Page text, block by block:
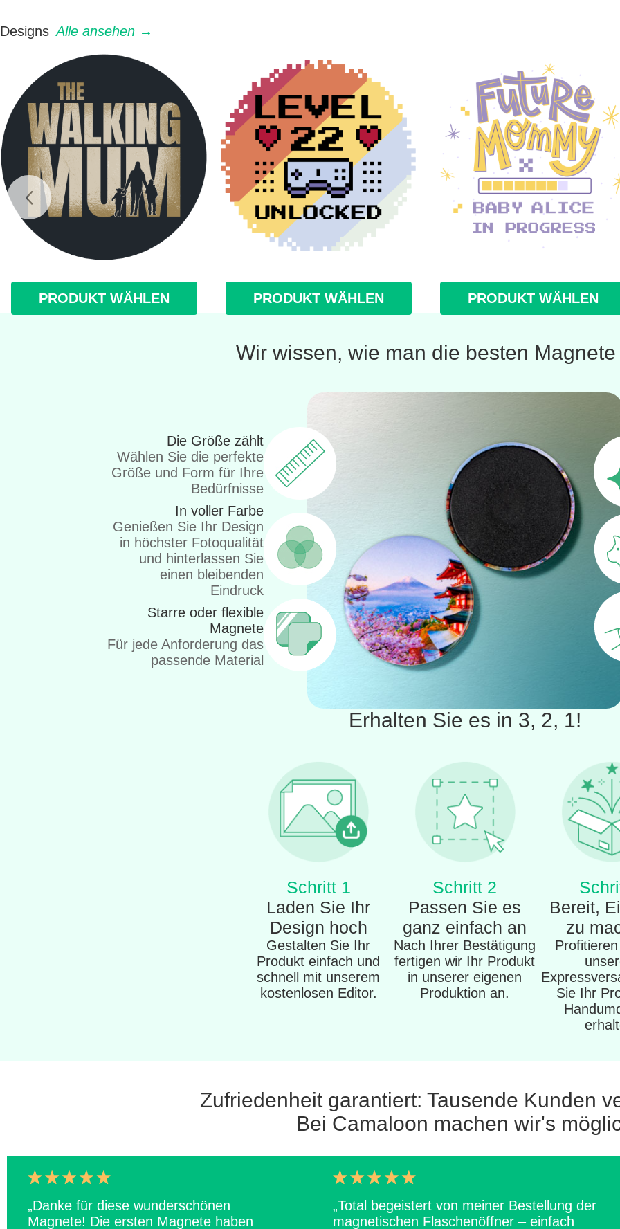
Designs Alle ansehen →
PRODUKT WÄHLEN PRODUKT WÄHLEN PRODUKT WÄHLEN
Wir wissen, wie man die besten
Die Größe zählt
Wählen Sie die perfekte
Größe und Form für Ihre
Bedürfnisse
In voller Farbe
Genießen Sie Ihr Design
in höchster Fotoqualität
und hinterlassen Sie
einen bleibenden
Eindruck
Starre oder flexible
Magnete
Für jede Anforderung das
passende Material
Erhalten Sie es in 3, 2, 1!
Schritt 1
Laden Sie Ihr
Design hoch
Gestalten Sie Ihr
Produkt einfach und
schnell mit unserem
kostenlosen Editor.
Schritt 2
Passen Sie es
ganz einfach an
Nach Ihrer Bestätigung
fertigen wir Ihr Produkt
in unserer eigenen
Produktion an.
Bereit,
zu
Sie Ihr
Zufriedenheit garantiert: Tausende Kunden
Bei Camaloon machen wir's
„Danke für diese wunderschönen
Magnete! Die ersten Magnete haben
„Total begeistert von meiner Bestellung der
magnetischen Flaschenöffner – einfach